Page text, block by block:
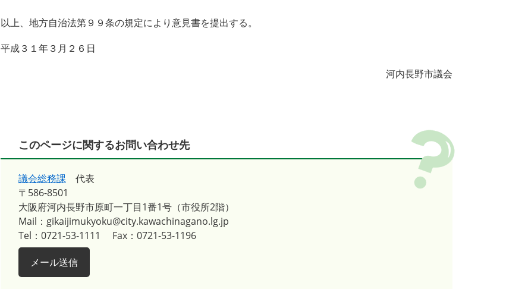
以上、地方自治法第９９条の規定により意見書を提出する。
平成３１年３月２６日
河内長野市議会
このページに関するお問い合わせ先
議会総務課
代表
〒586-8501
大阪府河内長野市原町一丁目1番1号（市役所2階）
Mail：gikaijimukyoku@city.kawachinagano.lg.jp
Tel：0721-53-1111
Fax：0721-53-1196
メール送信